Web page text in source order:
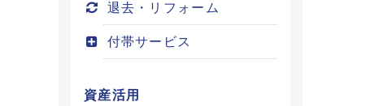
退去・リフォーム
付帯サービス
資産活用